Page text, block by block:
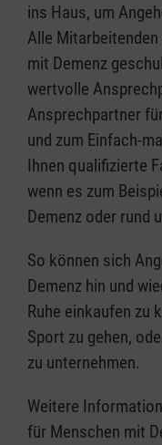
ins Haus, um
Alle
mit Demenz
wertvolle
Ansprechpartner
und zum Einfach-
Ihnen qualifizierte
wenn es zum
Demenz oder rund
So können sich
Demenz hin und
Ruhe einkaufen zu
Sport zu gehen,
zu unternehmen.
Weitere
für Menschen mit